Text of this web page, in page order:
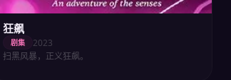
狂飙
剧集
2023
扫黑风暴，正义狂飙。